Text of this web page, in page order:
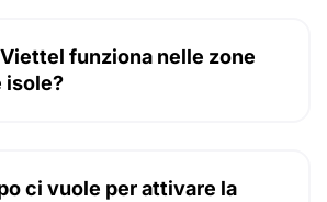
funziona nelle zone
isole?
ci vuole per attivare la